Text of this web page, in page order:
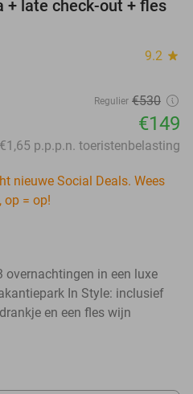
+ late check-out + fles
9.2 star
Regulier €530
€149
p.p.p.n. toeristenbelasting
nieuwe Social Deals. Wees
op = op!
overnachtingen in een luxe
In Style: inclusief
en een fles wijn